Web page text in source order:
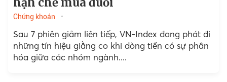
Chứng khoán
Sau 7 phiên giảm liên tiếp, VN-Index đang phát đi
những tín hiệu giằng co khi dòng tiền có sự phân
hóa giữa các nhóm ngành....